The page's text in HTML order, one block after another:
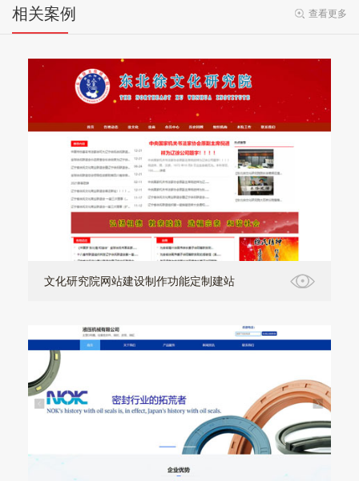
相关案例 查看更多
文化研究院网站建设制作功能定制建站